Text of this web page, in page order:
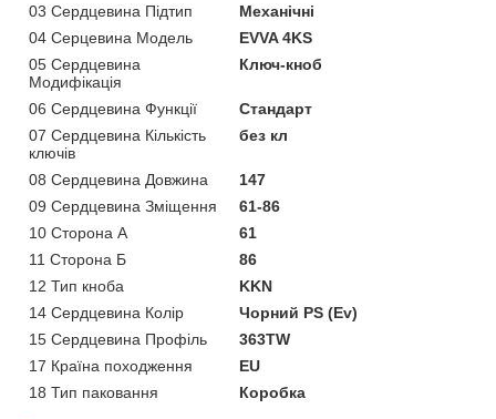
03 Сердцевина Підтип
Механічні
04 Серцевина Модель
EVVA 4KS
05 Сердцевина
Модифікація
Ключ-кноб
06 Сердцевина Функції
Стандарт
07 Сердцевина Кількість
ключів
без кл
08 Сердцевина Довжина
147
09 Сердцевина Зміщення
61-86
10 Сторона А
61
11 Сторона Б
86
12 Тип кноба
KKN
14 Сердцевина Колір
Чорний PS (Ev)
15 Сердцевина Профіль
363TW
17 Країна походження
EU
18 Тип паковання
Коробка